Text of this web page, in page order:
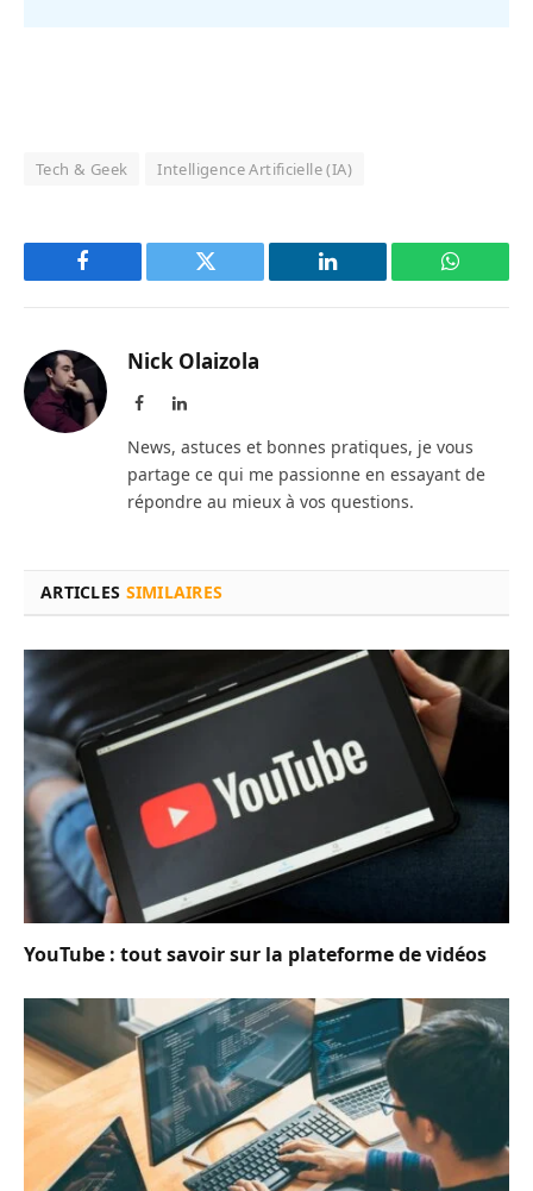
Tech & Geek Intelligence Artificielle (IA)
Facebook Twitter LinkedIn
Nick Olaizola
FacebookLinkedIn
News, astuces et bonnes pratiques, je vous
partage ce qui me passionne en essayant de
répondre au mieux à vos questions.
ARTICLES SIMILAIRES
YouTube : tout savoir sur la plateforme de vidéos